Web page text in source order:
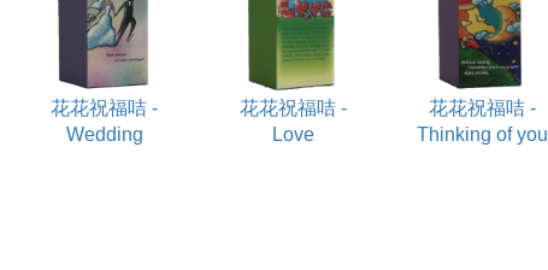
花花祝福咭 -
Wedding
花花祝福咭 -
Love
花花祝福咭 -
Thinking of you